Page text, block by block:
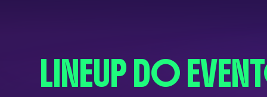
LINEUP DO